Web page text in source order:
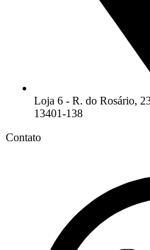
Loja 6 - R. do Rosário,
13401-138
Contato